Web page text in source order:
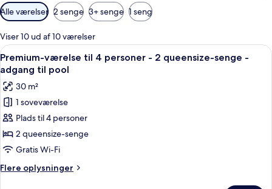
Tilgængelige
filtre
for
værelser
Alle værelser 2 senge 3+ senge 1 seng
Viser 10 ud af 10 værelser
Indlæs
alle
billeder
af
Premium-
værelse
til
4
personer
-
Et hotelværelse med to senge,
8
Premium-værelse til 4 personer - 2 queensize-senge -
adgang til pool
30 m²
1 soveværelse
Plads til 4 personer
2 queensize-senge
Gratis Wi-Fi
Flere oplysninger
Flere